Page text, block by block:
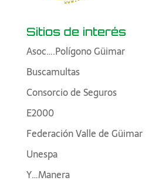
Sitios de interés
Asoc….Polígono Güimar
Buscamultas
Consorcio de Seguros
E2000
Federación Valle de Güimar
Unespa
Y…Manera